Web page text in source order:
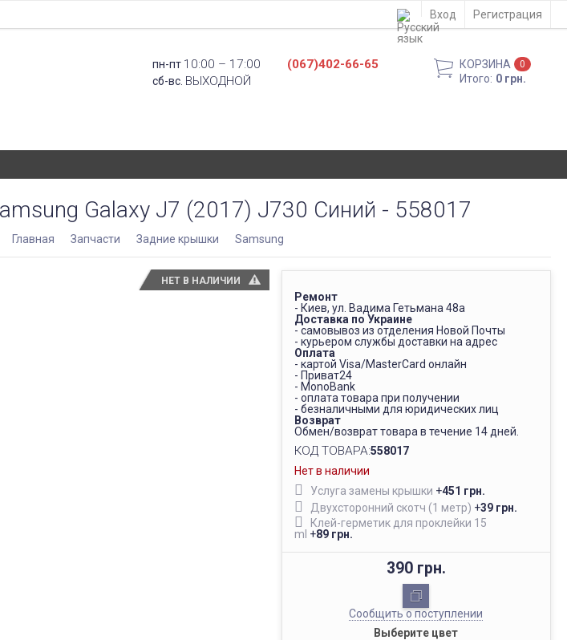
Вход Регистрация
пн-пт 10:00 – 17:00
сб-вс. ВЫХОДНОЙ
(067)402-66-65 КОРЗИНА 0
Итого: 0 грн.
Galaxy J7 (2017) J730 Синий - 558017
Главная Запчасти Задние крышки Samsung
НЕТ В НАЛИЧИИ
Ремонт
- Киев, ул. Вадима Гетьмана 48а
Доставка по Украине
- самовывоз из отделения Новой Почты
- курьером службы доставки на адрес
Оплата
- картой Visa/MasterCard онлайн
- Приват24
- MonoBank
- оплата товара при получении
- безналичными для юридических лиц
Возврат
Обмен/возврат товара в течение 14 дней.
КОД ТОВАРА:558017
Нет в наличии
Услуга замены крышки +451 грн.
Двухсторонний скотч (1 метр) +39 грн.
Клей-герметик для проклейки 15
ml +89 грн.
390 грн.
Сообщить о поступлении
Выберите цвет